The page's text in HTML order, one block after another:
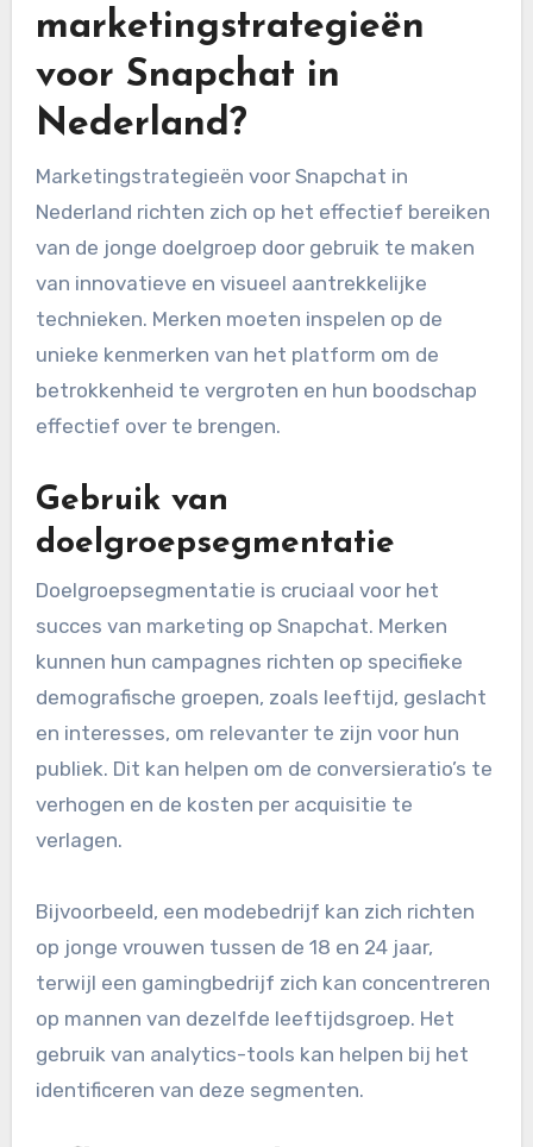
marketingstrategieën
voor Snapchat in
Nederland?
Marketingstrategieën voor Snapchat in
Nederland richten zich op het effectief bereiken
van de jonge doelgroep door gebruik te maken
van innovatieve en visueel aantrekkelijke
technieken. Merken moeten inspelen op de
unieke kenmerken van het platform om de
betrokkenheid te vergroten en hun boodschap
effectief over te brengen.
Gebruik van
doelgroepsegmentatie
Doelgroepsegmentatie is cruciaal voor het
succes van marketing op Snapchat. Merken
kunnen hun campagnes richten op specifieke
demografische groepen, zoals leeftijd, geslacht
en interesses, om relevanter te zijn voor hun
publiek. Dit kan helpen om de conversieratio’s te
verhogen en de kosten per acquisitie te
verlagen.
Bijvoorbeeld, een modebedrijf kan zich richten
op jonge vrouwen tussen de 18 en 24 jaar,
terwijl een gamingbedrijf zich kan concentreren
op mannen van dezelfde leeftijdsgroep. Het
gebruik van analytics-tools kan helpen bij het
identificeren van deze segmenten.